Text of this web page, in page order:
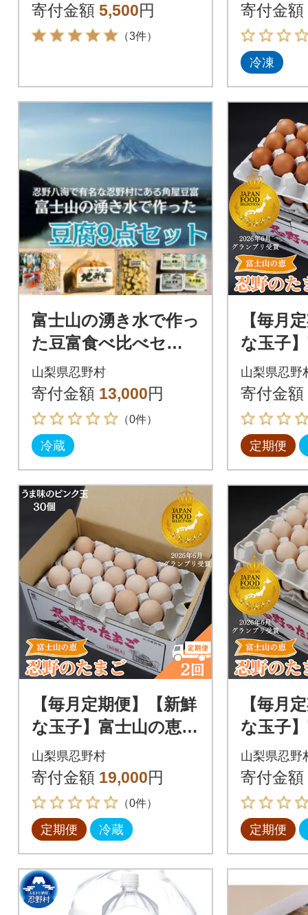
寄付金額 5,500円
（3件）
寄付金額
冷凍
富士山の湧き水で作っ
た豆富食べ比べセッ
ト(計9点) 【山梨県
忍野村】
山梨県忍野村
寄付金額 13,000円
（0件）
冷蔵
【毎月
な玉子
忍野の
赤玉‐30
山梨県忍野
寄付金額
定期便
【毎月定期便】【新鮮
な玉子】富士山の恵
忍野のたまご‐うま味
のピンク玉‐30個入全2
回
山梨県忍野村
寄付金額 19,000円
（0件）
定期便 冷蔵
【毎月
な玉子
忍野の
のピン
回
山梨県忍野
寄付金額
定期便